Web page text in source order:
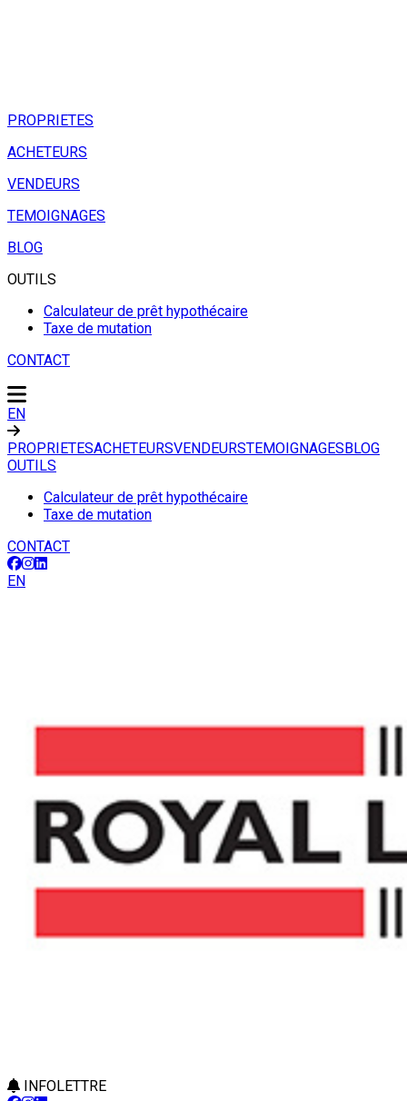
PROPRIETES
ACHETEURS
VENDEURS
TEMOIGNAGES
BLOG
OUTILS
Calculateur de prêt hypothécaire
Taxe de mutation
CONTACT
EN
PROPRIETESACHETEURSVENDEURSTEMOIGNAGESBLOG
OUTILS
Calculateur de prêt hypothécaire
Taxe de mutation
CONTACT
EN
INFOLETTRE